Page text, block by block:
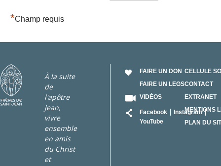
*Champ requis
À la suite
de
l'apôtre
Jean,
vivre
ensemble
en amis
du Christ
et
FAIRE UN DON
FAIRE UN LEGS
VIDÉOS
Facebook
Instagram
YouTube
CELLULE
CONTACT
EXTRANET
MENTIONS
PLAN DU